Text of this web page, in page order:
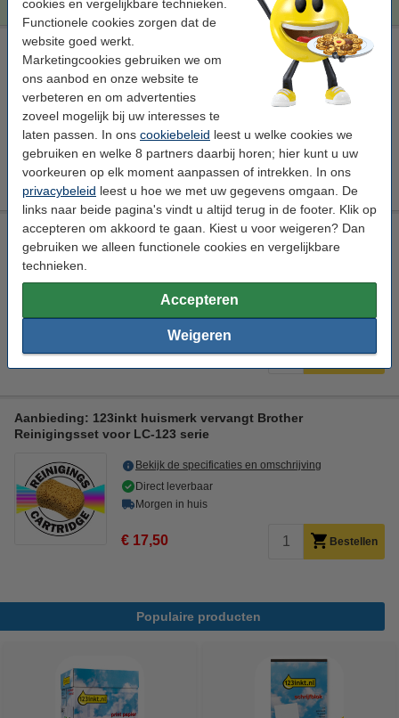
cookies en vergelijkbare technieken.
Functionele cookies zorgen dat de
website goed werkt.
Marketingcookies gebruiken we om
ons aanbod en onze website te
verbeteren en om advertenties
zoveel mogelijk bij uw interesses te
laten passen. In ons cookiebeleid leest u welke cookies we
gebruiken en welke 8 partners daarbij horen; hier kunt u uw
voorkeuren op elk moment aanpassen of intrekken. In ons
privacybeleid leest u hoe we met uw gegevens omgaan. De
links naar beide pagina's vindt u altijd terug in de footer. Klik op
accepteren om akkoord te gaan. Kiest u voor weigeren? Dan
gebruiken we alleen functionele cookies en vergelijkbare
technieken.
Accepteren
Weigeren
123inkt huismerk vervangt Brother chipresetter voor LC-123,
LC-125 en LC-127 serie cartridges
Bekijk de specificaties en omschrijving
Direct leverbaar
Morgen in huis
€ 15,00 Bestellen
123inkt huismerk vervangt Brother LC-123BK
reinigingscartridge zwart
Bekijk de specificaties en omschrijving
Direct leverbaar
Morgen in huis
€ 5,50 Bestellen
Aanbieding: 123inkt huismerk vervangt Brother
Reinigingsset voor LC-123 serie
Bekijk de specificaties en omschrijving
Direct leverbaar
Morgen in huis
€ 17,50 Bestellen
Populaire producten